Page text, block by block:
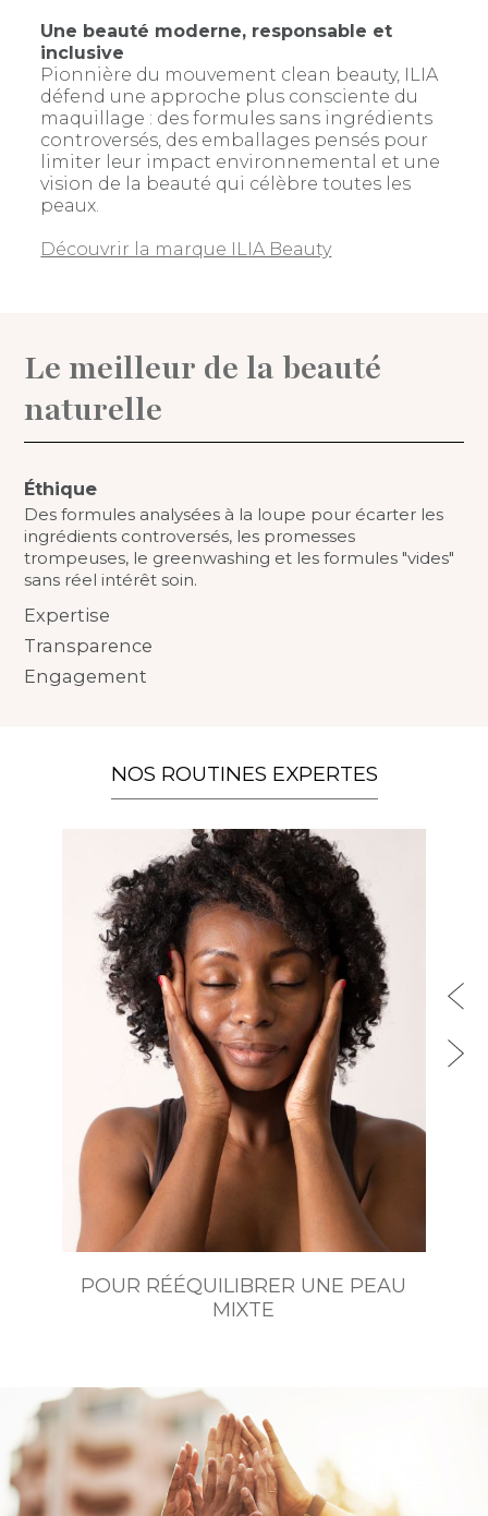
Une beauté moderne, responsable et
inclusive
Pionnière du mouvement clean beauty, ILIA
défend une approche plus consciente du
maquillage : des formules sans ingrédients
controversés, des emballages pensés pour
limiter leur impact environnemental et une
vision de la beauté qui célèbre toutes les
peaux.
Découvrir la marque ILIA Beauty
Le meilleur de la beauté
naturelle
Éthique
Des formules analysées à la loupe pour écarter les
ingrédients controversés, les promesses
trompeuses, le greenwashing et les formules "vides"
sans réel intérêt soin.
Expertise
Transparence
Engagement
NOS ROUTINES EXPERTES
POUR RÉÉQUILIBRER UNE PEAU
MIXTE